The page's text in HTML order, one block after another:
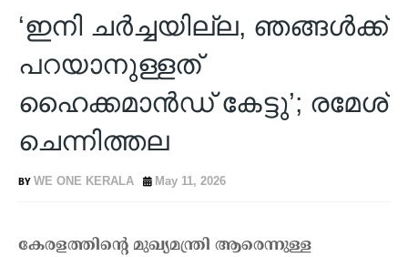
‘ഇനി ചർച്ചയില്ല, ഞങ്ങൾക്ക്
പറയാനുള്ളത്
ഹൈക്കമാൻഡ് കേട്ടു’; രമേശ്
ചെന്നിത്തല
WE ONE KERALA May 11, 2026
കേരളത്തിന്റെ മുഖ്യമന്ത്രി ആരെന്നുള്ള